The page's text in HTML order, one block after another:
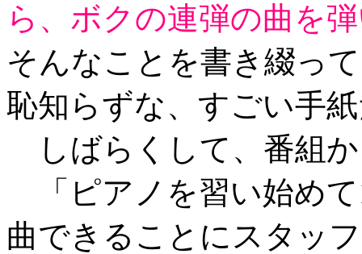
ら、ボクの連弾の曲を
そんなことを書き綴っ
恥知らずな、すごい手
しばらくして、番組
「ピアノを習い始め
曲できることにスタッ